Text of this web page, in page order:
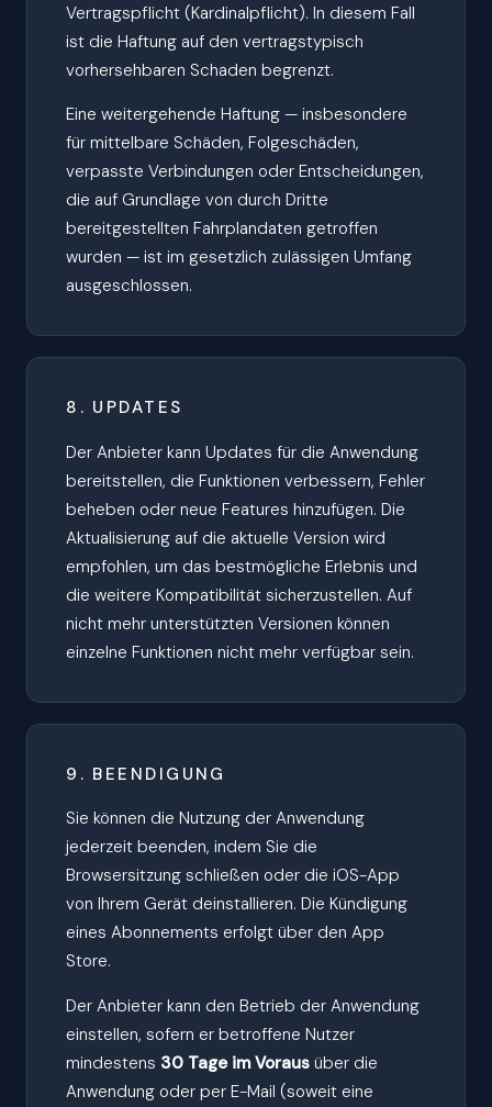
Vertragspflicht (Kardinalpflicht). In diesem Fall
ist die Haftung auf den vertragstypisch
vorhersehbaren Schaden begrenzt.
Eine weitergehende Haftung — insbesondere
für mittelbare Schäden, Folgeschäden,
verpasste Verbindungen oder Entscheidungen,
die auf Grundlage von durch Dritte
bereitgestellten Fahrplandaten getroffen
wurden — ist im gesetzlich zulässigen Umfang
ausgeschlossen.
8. UPDATES
Der Anbieter kann Updates für die Anwendung
bereitstellen, die Funktionen verbessern, Fehler
beheben oder neue Features hinzufügen. Die
Aktualisierung auf die aktuelle Version wird
empfohlen, um das bestmögliche Erlebnis und
die weitere Kompatibilität sicherzustellen. Auf
nicht mehr unterstützten Versionen können
einzelne Funktionen nicht mehr verfügbar sein.
9. BEENDIGUNG
Sie können die Nutzung der Anwendung
jederzeit beenden, indem Sie die
Browsersitzung schließen oder die iOS-App
von Ihrem Gerät deinstallieren. Die Kündigung
eines Abonnements erfolgt über den App
Store.
Der Anbieter kann den Betrieb der Anwendung
einstellen, sofern er betroffene Nutzer
mindestens 30 Tage im Voraus über die
Anwendung oder per E-Mail (soweit eine